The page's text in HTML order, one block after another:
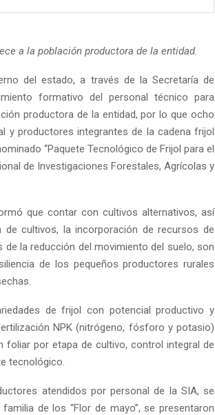
a la población productora de la entidad.
del estado, a través de la Secretaría de
formativo del personal técnico para
productora de la entidad, por lo que ocho
y productores integrantes de la cadena frijol
“Paquete Tecnológico de Frijol para el
de Investigaciones Forestales, Agrícolas y
que contar con cultivos alternativos, así
cultivos, la incorporación de recursos de
la reducción del movimiento del suelo, son
de los pequeños productores rurales
de frijol con potencial productivo y
NPK (nitrógeno, fósforo y potasio)
por etapa de cultivo, control integral de
tecnológico.
atendidos por personal de la SIA, se
de los “Flor de mayo”, se presentaron